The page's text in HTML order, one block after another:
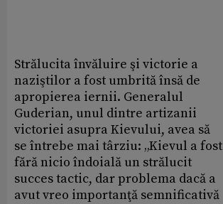
Strălucita învăluire şi victorie a
naziştilor a fost umbrită însă de
apropierea iernii. Generalul
Guderian, unul dintre artizanii
victoriei asupra Kievului, avea să
se întrebe mai târziu: „Kievul a fost
fără nicio îndoială un strălucit
succes tactic, dar problema dacă a
avut vreo importanţă semnificativă